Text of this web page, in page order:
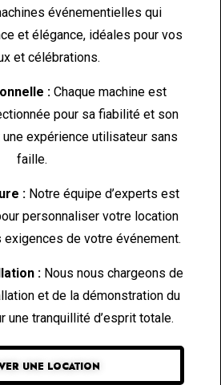
événementielles qui
et élégance, idéales pour vos
et célébrations.
: Chaque machine est
pour sa fiabilité et son
expérience utilisateur sans
faille.
: Notre équipe d’experts est
personnaliser votre location
de votre événement.
:Nous nous chargeons de
et de la démonstration du
une tranquillité d’esprit totale.
UNE LOCATION